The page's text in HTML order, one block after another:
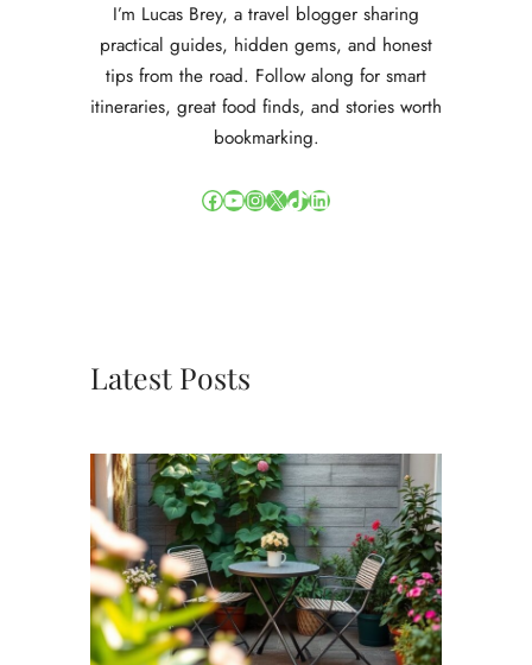
I’m Lucas Brey, a travel blogger sharing
practical guides, hidden gems, and honest
tips from the road. Follow along for smart
itineraries, great food finds, and stories worth
bookmarking.
Facebook YouTube InstagramX TikTok LinkedIn
Latest Posts